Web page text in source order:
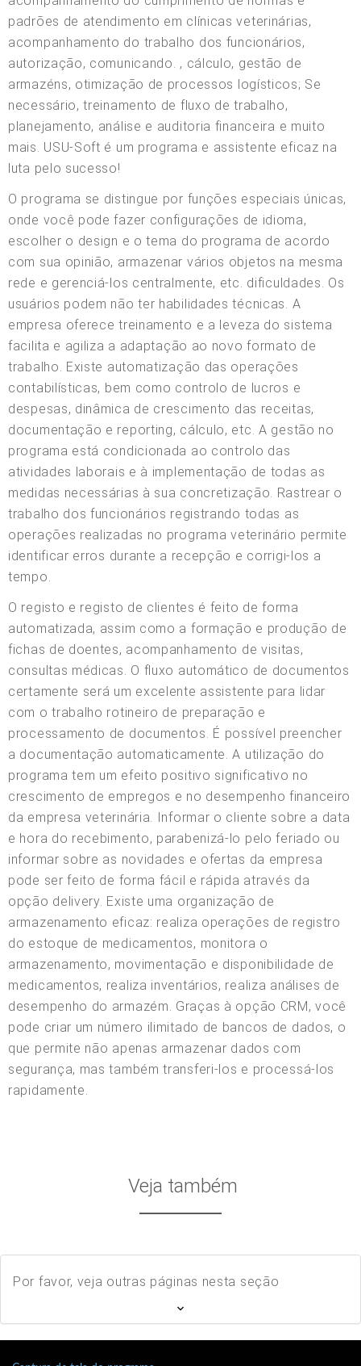
padrões de atendimento em clínicas veterinárias,
acompanhamento do trabalho dos funcionários,
autorização, comunicando. , cálculo, gestão de
armazéns, otimização de processos logísticos; Se
necessário, treinamento de fluxo de trabalho,
planejamento, análise e auditoria financeira e muito
mais. USU-Soft é um programa e assistente eficaz na
luta pelo sucesso!
O programa se distingue por funções especiais únicas,
onde você pode fazer configurações de idioma,
escolher o design e o tema do programa de acordo
com sua opinião, armazenar vários objetos na mesma
rede e gerenciá-los centralmente, etc. dificuldades. Os
usuários podem não ter habilidades técnicas. A
empresa oferece treinamento e a leveza do sistema
facilita e agiliza a adaptação ao novo formato de
trabalho. Existe automatização das operações
contabilísticas, bem como controlo de lucros e
despesas, dinâmica de crescimento das receitas,
documentação e reporting, cálculo, etc. A gestão no
programa está condicionada ao controlo das
atividades laborais e à implementação de todas as
medidas necessárias à sua concretização. Rastrear o
trabalho dos funcionários registrando todas as
operações realizadas no programa veterinário permite
identificar erros durante a recepção e corrigi-los a
tempo.
O registo e registo de clientes é feito de forma
automatizada, assim como a formação e produção de
fichas de doentes, acompanhamento de visitas,
consultas médicas. O fluxo automático de documentos
certamente será um excelente assistente para lidar
com o trabalho rotineiro de preparação e
processamento de documentos. É possível preencher
a documentação automaticamente. A utilização do
programa tem um efeito positivo significativo no
crescimento de empregos e no desempenho financeiro
da empresa veterinária. Informar o cliente sobre a data
e hora do recebimento, parabenizá-lo pelo feriado ou
informar sobre as novidades e ofertas da empresa
pode ser feito de forma fácil e rápida através da
opção delivery. Existe uma organização de
armazenamento eficaz: realiza operações de registro
do estoque de medicamentos, monitora o
armazenamento, movimentação e disponibilidade de
medicamentos, realiza inventários, realiza análises de
desempenho do armazém. Graças à opção CRM, você
pode criar um número ilimitado de bancos de dados, o
que permite não apenas armazenar dados com
segurança, mas também transferi-los e processá-los
rapidamente.
Veja também
Por favor, veja outras páginas nesta seção